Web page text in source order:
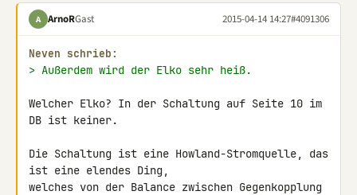
A ArnoRGast 2015-04-14 14:27#4091306
Neven schrieb:
> Außerdem wird der Elko sehr heiß.
Welcher Elko? In der Schaltung auf Seite 10 im
DB ist keiner.
Die Schaltung ist eine Howland-Stromquelle, das
ist eine elendes Ding,
welches von der Balance zwischen Gegenkopplung